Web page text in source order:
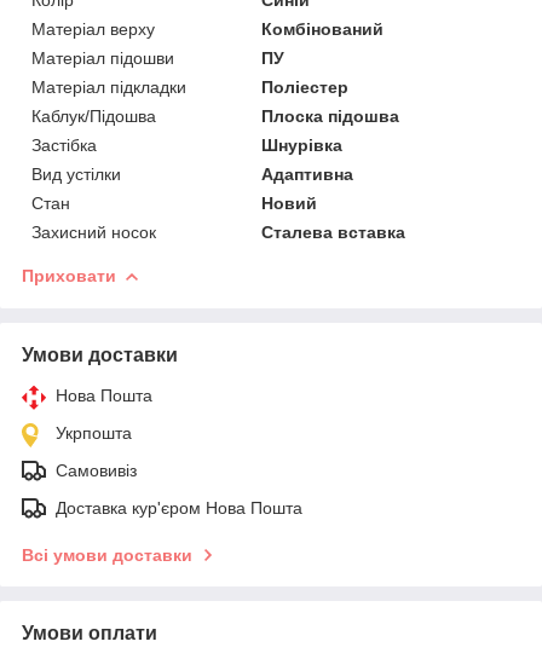
Матеріал верху
Комбінований
Матеріал підошви
ПУ
Матеріал підкладки
Поліестер
Каблук/Підошва
Плоска підошва
Застібка
Шнурівка
Вид устілки
Адаптивна
Стан
Новий
Захисний носок
Сталева вставка
Приховати
Умови доставки
Нова Пошта
Укрпошта
Самовивіз
Доставка кур'єром Нова Пошта
Всі умови доставки
Умови оплати